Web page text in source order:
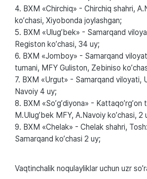
4. BXM «Chirchiq» - Chirchiq shahri,
koʼchasi, Xiyobonda joylashgan;
5. BXM «Ulugʼbek» - Samarqand
Registon koʼchasi, 34 uy;
6. BXM «Jomboy» - Samarqand
tumani, MFY Guliston, Zebiniso
7. BXM «Urgut» - Samarqand viloyati,
Navoiy 4 uy;
8. BXM «Soʼgʼdiyona» - Kattaqoʼrgʼon
M.Ulugʼbek MFY, А.Navoiy koʼchasi, 2
9. BXM «Chelak» - Chelak shahri,
Samarqand koʼchasi 2 uy;
Vaqtinchalik noqulayliklar uchun uzr